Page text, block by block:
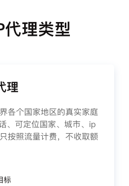
代理类型
理
各个国家地区的真实家庭
、可定位国家、城市、ip
按照流量计费，不收取额
标